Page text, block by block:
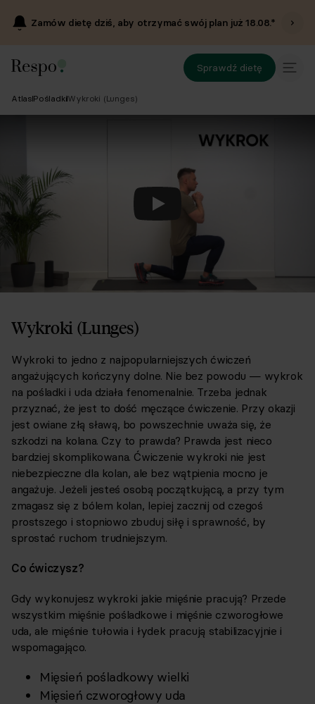
Zamów dietę dziś, aby otrzymać swój plan już18.08.*
Sprawdź dietę
Atlas PośladkiWykroki (Lunges)
Odtwórz
Wykroki (Lunges)
Wykroki to jedno z najpopularniejszych ćwiczeń
angażujących kończyny dolne. Nie bez powodu — wykrok
na pośladki i uda działa fenomenalnie. Trzeba jednak
przyznać, że jest to dość męczące ćwiczenie. Przy okazji
jest owiane złą sławą, bo powszechnie uważa się, że
szkodzi na kolana. Czy to prawda? Prawda jest nieco
bardziej skomplikowana. Ćwiczenie wykroki nie jest
niebezpieczne dla kolan, ale bez wątpienia mocno je
angażuje. Jeżeli jesteś osobą początkującą, a przy tym
zmagasz się z bólem kolan, lepiej zacznij od czegoś
prostszego i stopniowo zbuduj siłę i sprawność, by
sprostać ruchom trudniejszym.
Co ćwiczysz?
Gdy wykonujesz wykroki jakie mięśnie pracują? Przede
wszystkim mięśnie pośladkowe i mięśnie czworogłowe
uda, ale mięśnie tułowia i łydek pracują stabilizacyjnie i
wspomagająco.
Mięsień pośladkowy wielki
Mięsień czworogłowy uda